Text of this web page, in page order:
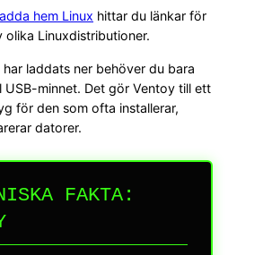
hem Linux hittar du länkar för
olika Linuxdistributioner.
har laddats ner behöver du bara
USB-minnet. Det gör Ventoy till ett
för den som ofta installerar,
datorer.
FAKTA: